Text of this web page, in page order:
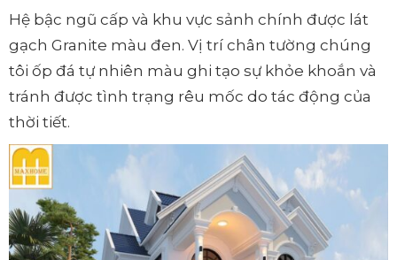
Hệ bậc ngũ cấp và khu vực sảnh chính được lát
gạch Granite màu đen. Vị trí chân tường chúng
tôi ốp đá tự nhiên màu ghi tạo sự khỏe khoắn và
tránh được tình trạng rêu mốc do tác động của
thời tiết.